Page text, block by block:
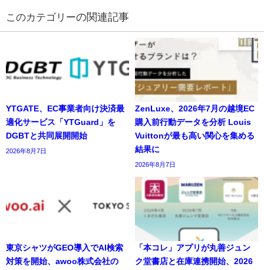
の関連記事
YTGATE、EC事業者向け決済最
適化サービス「YTGuard」を
DGBTと共同展開開始
2026年8月7日
ZenLuxe、2026年7月の越境EC
購入前行動データを分析 Louis
Vuittonが最も高い関心を集める
結果に
2026年8月7日
東京シャツがGEO導入でAI検索
対策を開始、awoo株式会社の
「本コレ」アプリが丸善ジュン
ク堂書店と在庫連携開始、2026